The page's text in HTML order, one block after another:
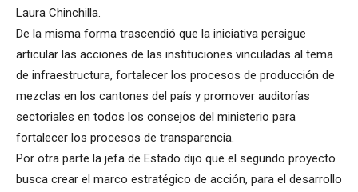
Laura Chinchilla.
De la misma forma trascendió que la iniciativa persigue
articular las acciones de las instituciones vinculadas al tema
de infraestructura, fortalecer los procesos de producción de
mezclas en los cantones del país y promover auditorías
sectoriales en todos los consejos del ministerio para
fortalecer los procesos de transparencia.
Por otra parte la jefa de Estado dijo que el segundo proyecto
busca crear el marco estratégico de acción, para el desarrollo